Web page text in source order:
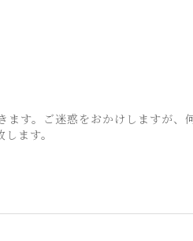
す。ご迷惑をおかけしますが、
ます。